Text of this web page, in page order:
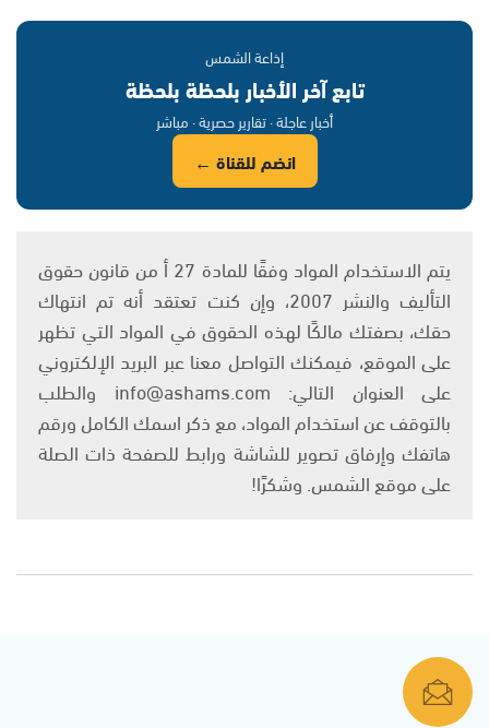
إذاعة الشمس
تابع آخر الأخبار بلحظة بلحظة
أخبار عاجلة · تقارير حصرية · مباشر
انضم للقناة ←
يتم الاستخدام المواد وفقًا للمادة 27 أ من قانون حقوق
التأليف والنشر 2007، وإن كنت تعتقد أنه تم انتهاك
حقك، بصفتك مالكًا لهذه الحقوق في المواد التي تظهر
على الموقع، فيمكنك التواصل معنا عبر البريد الإلكتروني
على العنوان التالي: info@ashams.com والطلب
بالتوقف عن استخدام المواد، مع ذكر اسمك الكامل ورقم
هاتفك وإرفاق تصوير للشاشة ورابط للصفحة ذات الصلة
على موقع الشمس. وشكرًا!